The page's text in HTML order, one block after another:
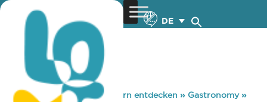
DE
You are here: Home »Zypern entdecken » Gastronomy»